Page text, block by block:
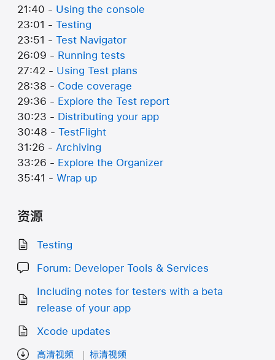
21:40 - Using the console
23:01 - Testing
23:51 - Test Navigator
26:09 - Running tests
27:42 - Using Test plans
28:38 - Code coverage
29:36 - Explore the Test report
30:23 - Distributing your app
30:48 - TestFlight
31:26 - Archiving
33:26 - Explore the Organizer
35:41 - Wrap up
资源
Testing
Forum: Developer Tools & Services
Including notes for testers with a beta
release of your app
Xcode updates
高清视频 标清视频